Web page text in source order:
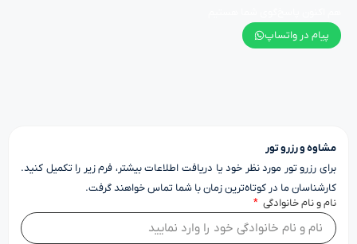
پیام در واتساپ
مشاوه و رزرو تور
برای رزرو تور مورد نظر خود یا دریافت اطلاعات بیشتر، فرم زیر را تکمیل کنید.
کارشناسان ما در کوتاه‌ترین زمان با شما تماس خواهند گرفت.
نام و نام خانوادگی